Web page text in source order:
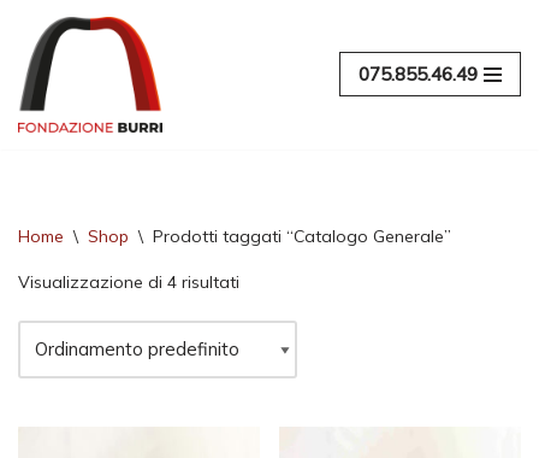
Vai
al
contenuto
075.855.46.49
Home \ Shop \ Prodotti taggati “Catalogo Generale”
Visualizzazione di 4 risultati